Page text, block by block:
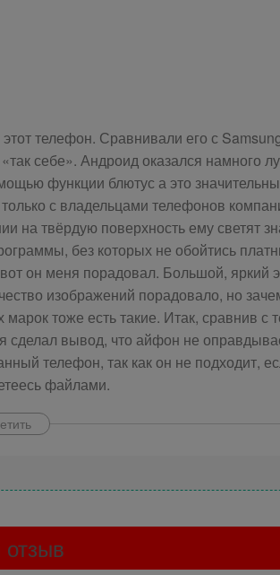
телефон. Сравнивали его с
себе». Андроид оказался намного
функции блютус а это
с владельцами телефонов
на твёрдую поверхность ему светят
без которых не обойтись
он меня порадовал. Большой, яркий
изображений порадовало, но
марок тоже есть такие. Итак, сравнив
сделал вывод, что айфон не
телефон, так как он не подходит,
файлами.